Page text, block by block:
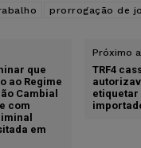
prorrogação de
que
ao Regime
Cambial
com
em
Próximo
TRF4
etiquetar